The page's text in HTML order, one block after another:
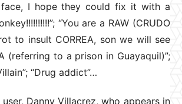
I hope they could fix it with a
“You are a RAW (CRUDO
to insult CORREA, son we will see
(referring to a prison in Guayaquil)”;
“Drug addict”…
Danny Villacrez, who appears in